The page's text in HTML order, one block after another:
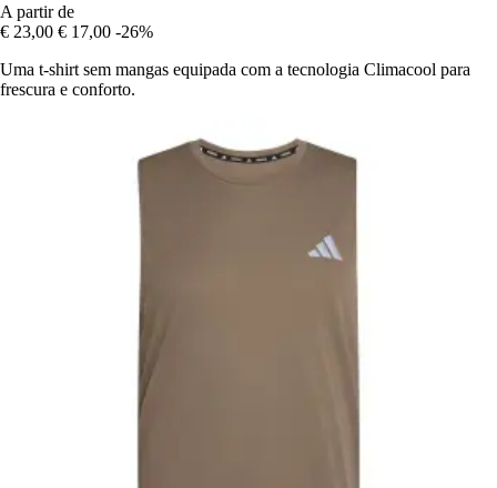
A partir de
€ 23,00 € 17,00 -26%
Uma t-shirt sem mangas equipada com a tecnologia Climacool para
frescura e conforto.